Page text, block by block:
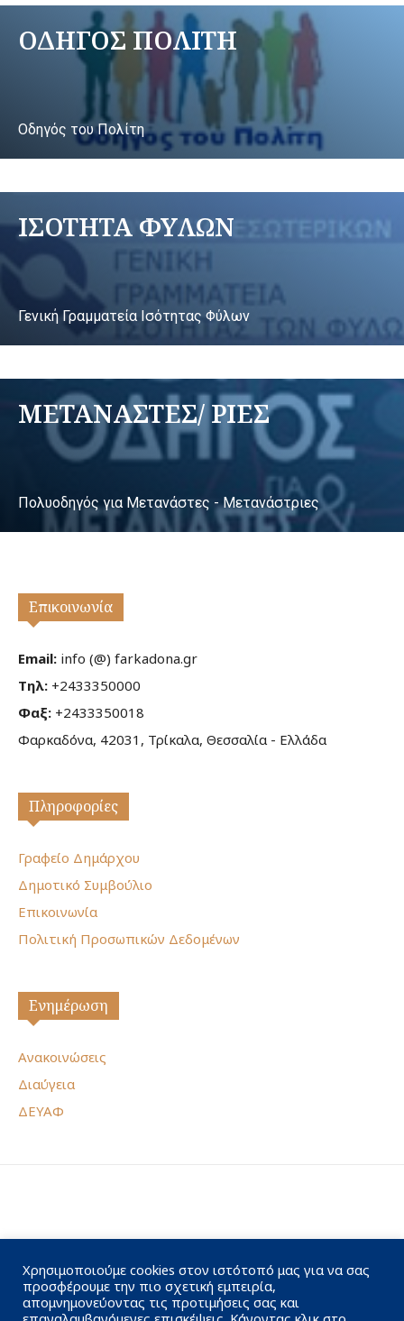
ΟΔΗΓΟΣ ΠΟΛΙΤΗ
Οδηγός του Πολίτη
ΙΣΟΤΗΤΑ ΦΥΛΩΝ
Γενική Γραμματεία Ισότητας Φύλων
ΜΕΤΑΝΑΣΤΕΣ/ ΡΙΕΣ
Πολυοδηγός για Μετανάστες - Μετανάστριες
Επικοινωνία
Email: info (@) farkadona.gr
Τηλ: +2433350000
Φαξ: +2433350018
Φαρκαδόνα, 42031, Τρίκαλα, Θεσσαλία - Ελλάδα
Πληροφορίες
Γραφείο Δημάρχου
Δημοτικό Συμβούλιο
Επικοινωνία
Πολιτική Προσωπικών Δεδομένων
Ενημέρωση
Ανακοινώσεις
Διαύγεια
ΔΕΥΑΦ
Χρησιμοποιούμε cookies στον ιστότοπό μας για να σας
προσφέρουμε την πιο σχετική εμπειρία,
απομνημονεύοντας τις προτιμήσεις σας και